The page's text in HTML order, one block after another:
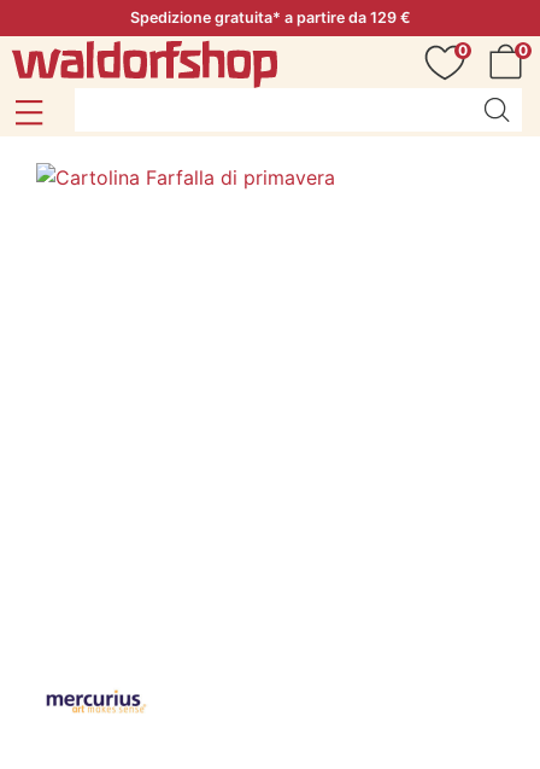
Spedizione gratuita* a partire da 129 €
0
0